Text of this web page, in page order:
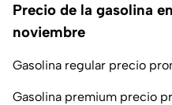
Precio de la gasolina
noviembre
Gasolina regular precio
Gasolina premium precio